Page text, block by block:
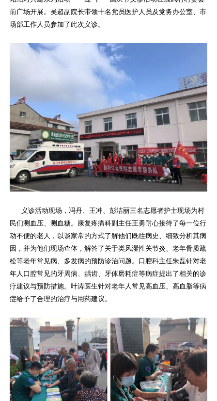
前广场开展。吴超副院长带领十名党员医护人员及党务办公室、市
场部工作人员参加了此次义诊。
义诊活动现场，冯丹、王冲、彭洁丽三名志愿者护士现场为村
民们测血压、测血糖。康复疼痛科副主任王勇耐心接待了每一位行
动不便的老人，以谈家常的方式了解他们既往病史、细致分析其病
因，并为他们现场查体，解答了关于类风湿性关节炎、老年骨质疏
松等老年常见病、多发病的预防诊治问题。口腔科主任朱磊针对老
年人口腔常见的牙周病、龋齿、牙体磨耗症等病症提出了相关的诊
疗建议与预防措施。叶涛医生针对老年人常见高血压、高血脂等病
症给予了合理的治疗与用药建议。